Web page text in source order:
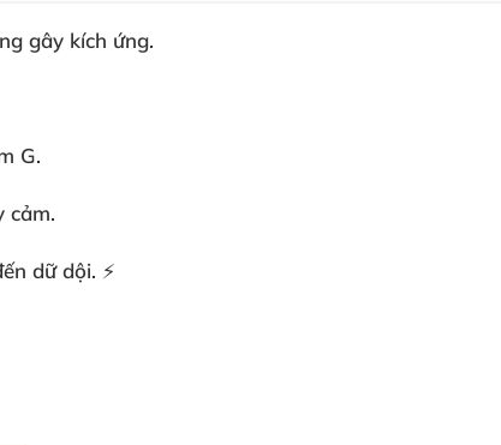
gây kích ứng. ️
G.
cảm.
dữ dội. ⚡